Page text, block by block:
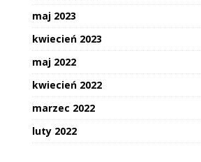
maj 2023
kwiecień 2023
maj 2022
kwiecień 2022
marzec 2022
luty 2022